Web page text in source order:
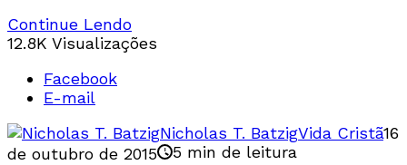
Continue Lendo
12.8K Visualizações
Facebook
E-mail
Nicholas T. BatzigVida Cristã16
de outubro de 2015
5 min de leitura